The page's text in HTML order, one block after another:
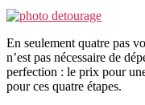
En seulement quatre pas
n’est pas nécessaire de
perfection : le prix pour
pour ces quatre étapes.